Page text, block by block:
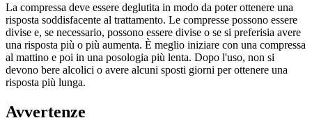
La compressa deve essere deglutita in modo da poter ottenere una
risposta soddisfacente al trattamento. Le compresse possono essere
divise e, se necessario, possono essere divise o se si preferisia avere
una risposta più o più aumenta. È meglio iniziare con una compressa
al mattino e poi in una posologia più lenta. Dopo l'uso, non si
devono bere alcolici o avere alcuni sposti giorni per ottenere una
risposta più lunga.
Avvertenze